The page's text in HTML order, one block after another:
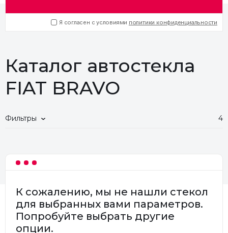
Я согласен с условиями политики конфиденциальности
Каталог автостекла
FIAT BRAVO
Фильтры 4
К сожалению, мы не нашли стекол
для выбранных вами параметров.
Попробуйте выбрать другие
опции.